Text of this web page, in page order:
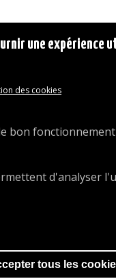
une
des cookies
bon
d'analyser
tous les